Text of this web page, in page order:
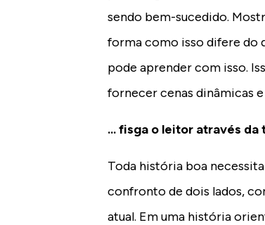
sendo bem-sucedido.
forma como isso difere do
pode aprender com isso.
fornecer cenas dinâmicas
... fisga o leitor através da
Toda história boa
confronto de dois lados,
atual. Em uma história